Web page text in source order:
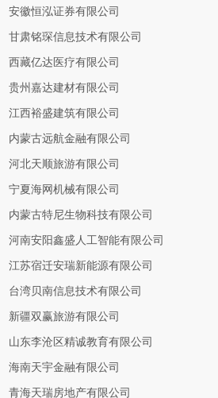
安徽恒泓证券有限公司
甘肃铭琛信息技术有限公司
西藏亿达医疗有限公司
贵州嘉达建材有限公司
江西裕盛建筑有限公司
内蒙古远航金融有限公司
河北天顺旅游有限公司
宁夏海网机械有限公司
内蒙古特尼生物科技有限公司
河南安阳鑫盛人工智能有限公司
江苏宿迁安瑞新能源有限公司
台湾贝南信息技术有限公司
新疆双赢旅游有限公司
山东李沧区精诚教育有限公司
海南天宇金融有限公司
青海天瑞房地产有限公司